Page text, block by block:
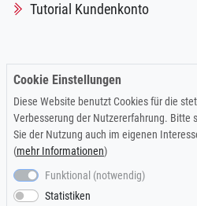
Tutorial Kundenkonto
Impressum |Datenschutzerklärung
Cookie Einstellungen
Diese Website benutzt Cookies für die
Verbesserung der Nutzererfahrung. Bitte
Sie der Nutzung auch im eigenen
(mehr Informationen)
Funktional (notwendig)
Statistiken